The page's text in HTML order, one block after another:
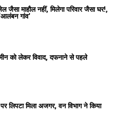
जैसा माहौल नहीं, मिलेगा परिवार जैसा घर!,
गांव’
को लेकर विवाद, दफनाने से पहले
पर लिपटा मिला अजगर, वन विभाग ने किया